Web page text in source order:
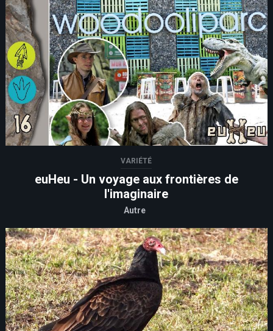
VARIÉTÉ
euHeu - Un voyage aux frontières de
l'imaginaire
Autre